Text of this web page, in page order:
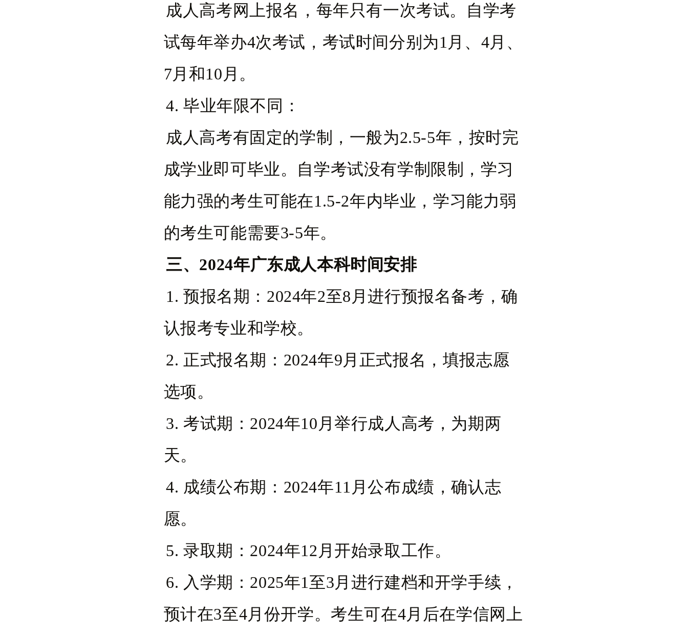
成人高考网上报名，每年只有一次考试。自学考
试每年举办4次考试，考试时间分别为1月、4月、
7月和10月。
4. 毕业年限不同：
成人高考有固定的学制，一般为2.5-5年，按时完
成学业即可毕业。自学考试没有学制限制，学习
能力强的考生可能在1.5-2年内毕业，学习能力弱
的考生可能需要3-5年。
三、2024年广东成人本科时间安排
1. 预报名期：2024年2至8月进行预报名备考，确
认报考专业和学校。
2. 正式报名期：2024年9月正式报名，填报志愿
选项。
3. 考试期：2024年10月举行成人高考，为期两
天。
4. 成绩公布期：2024年11月公布成绩，确认志
愿。
5. 录取期：2024年12月开始录取工作。
6. 入学期：2025年1至3月进行建档和开学手续，
预计在3至4月份开学。考生可在4月后在学信网上